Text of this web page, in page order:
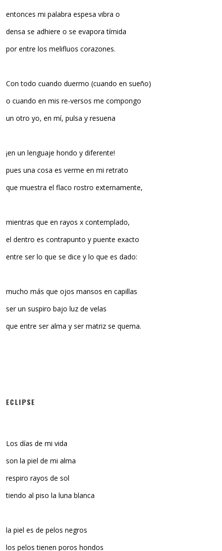
entonces mi palabra espesa vibra o
densa se adhiere o se evapora tímida
por entre los melifluos corazones.
Con todo cuando duermo (cuando en sueño)
o cuando en mis re-versos me compongo
un otro yo, en mí, pulsa y resuena
¡en un lenguaje hondo y diferente!
pues una cosa es verme en mi retrato
que muestra el flaco rostro externamente,
mientras que en rayos x contemplado,
el dentro es contrapunto y puente exacto
entre ser lo que se dice y lo que es dado:
mucho más que ojos mansos en capillas
ser un suspiro bajo luz de velas
que entre ser alma y ser matriz se quema.
ECLIPSE
Los días de mi vida
son la piel de mi alma
respiro rayos de sol
tiendo al piso la luna blanca
la piel es de pelos negros
los pelos tienen poros hondos